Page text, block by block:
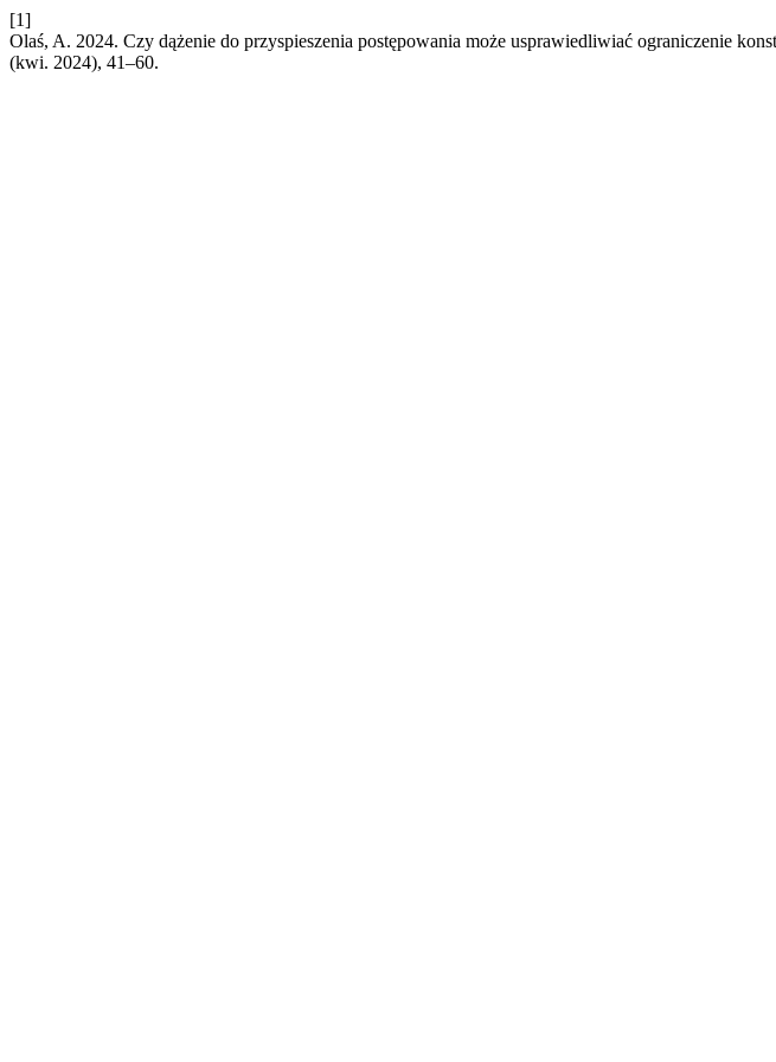
[1]
Olaś, A. 2024. Czy dążenie do przyspieszenia postępowania może usprawiedliwiać ograniczenie
(kwi. 2024), 41–60.